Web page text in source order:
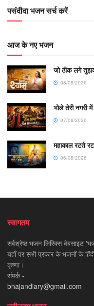
पसंदीदा भजन सर्च करें
आज के नए भजन
जो ठीक लगे
08/08/2026
भोले तेरी नगरी
07/08/2026
महाकाल रटते
06/08/2026
स्वागतम
सर्वश्रेष्ठ भजन लिरिक्स वेबसाइट
यहाँ पर सभी प्रकार के भजनों के
कृष्णा।
संपर्क -
bhajandiary@gmail.com